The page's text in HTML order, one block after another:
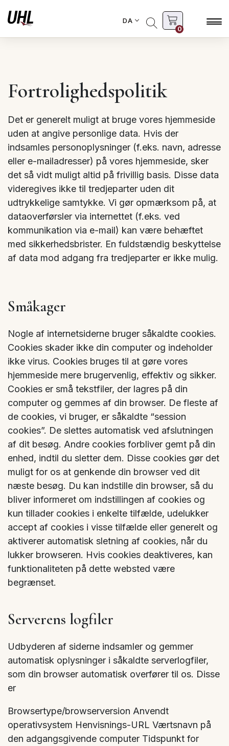
DA
0
Fortrolighedspolitik
Det er generelt muligt at bruge vores hjemmeside
uden at angive personlige data. Hvis der
indsamles personoplysninger (f.eks. navn, adresse
eller e-mailadresser) på vores hjemmeside, sker
det så vidt muligt altid på frivillig basis. Disse data
videregives ikke til tredjeparter uden dit
udtrykkelige samtykke. Vi gør opmærksom på, at
dataoverførsler via internettet (f.eks. ved
kommunikation via e-mail) kan være behæftet
med sikkerhedsbrister. En fuldstændig beskyttelse
af data mod adgang fra tredjeparter er ikke mulig.
Småkager
Nogle af internetsiderne bruger såkaldte cookies.
Cookies skader ikke din computer og indeholder
ikke virus. Cookies bruges til at gøre vores
hjemmeside mere brugervenlig, effektiv og sikker.
Cookies er små tekstfiler, der lagres på din
computer og gemmes af din browser. De fleste af
de cookies, vi bruger, er såkaldte “session
cookies”. De slettes automatisk ved afslutningen
af dit besøg. Andre cookies forbliver gemt på din
enhed, indtil du sletter dem. Disse cookies gør det
muligt for os at genkende din browser ved dit
næste besøg. Du kan indstille din browser, så du
bliver informeret om indstillingen af cookies og
kun tillader cookies i enkelte tilfælde, udelukker
accept af cookies i visse tilfælde eller generelt og
aktiverer automatisk sletning af cookies, når du
lukker browseren. Hvis cookies deaktiveres, kan
funktionaliteten på dette websted være
begrænset.
Serverens logfiler
Udbyderen af siderne indsamler og gemmer
automatisk oplysninger i såkaldte serverlogfiler,
som din browser automatisk overfører til os. Disse
er
Browsertype/browserversion Anvendt
operativsystem Henvisnings-URL Værtsnavn på
den adgangsgivende computer Tidspunkt for